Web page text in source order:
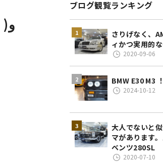
996カレラ4の後期マニュアルが入庫したです٩( ''ω'' )و
ブログ観覧ランキング
さりげなく、
ィかつ実用的
2020-09-06
BMW E30 M3
2024-10-12
大人でないと
マがあります
ベンツ280SL
2020-07-10